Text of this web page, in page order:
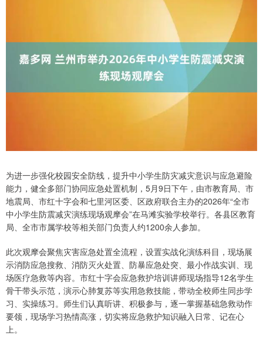
为进一步强化校园安全防线，提升中小学生防灾减灾意识与应急避险
能力，健全多部门协同应急处置机制，5月9日下午，由市教育局、市
地震局、市红十字会和七里河区委、区政府联合主办的2026年“全市
中小学生防震减灾演练现场观摩会”在马滩实验学校举行。各县区教育
局、全市市属学校等相关部门负责人约1200余人参加。
此次观摩会聚焦灾害应急处置全流程，设置实战化演练科目，现场展
示消防应急搜救、消防灭火处置、防暴应急处突、最小作战实训、现
场医疗急救等内容。市红十字会应急救护培训讲师现场指导12名学生
骨干带头示范，演示心肺复苏等实用急救技能，带动全校师生同步学
习、实操练习。师生们认真听讲、积极参与，逐一掌握基础急救动作
要领，现场学习热情高涨，切实将应急救护知识融入日常、记在心
上。